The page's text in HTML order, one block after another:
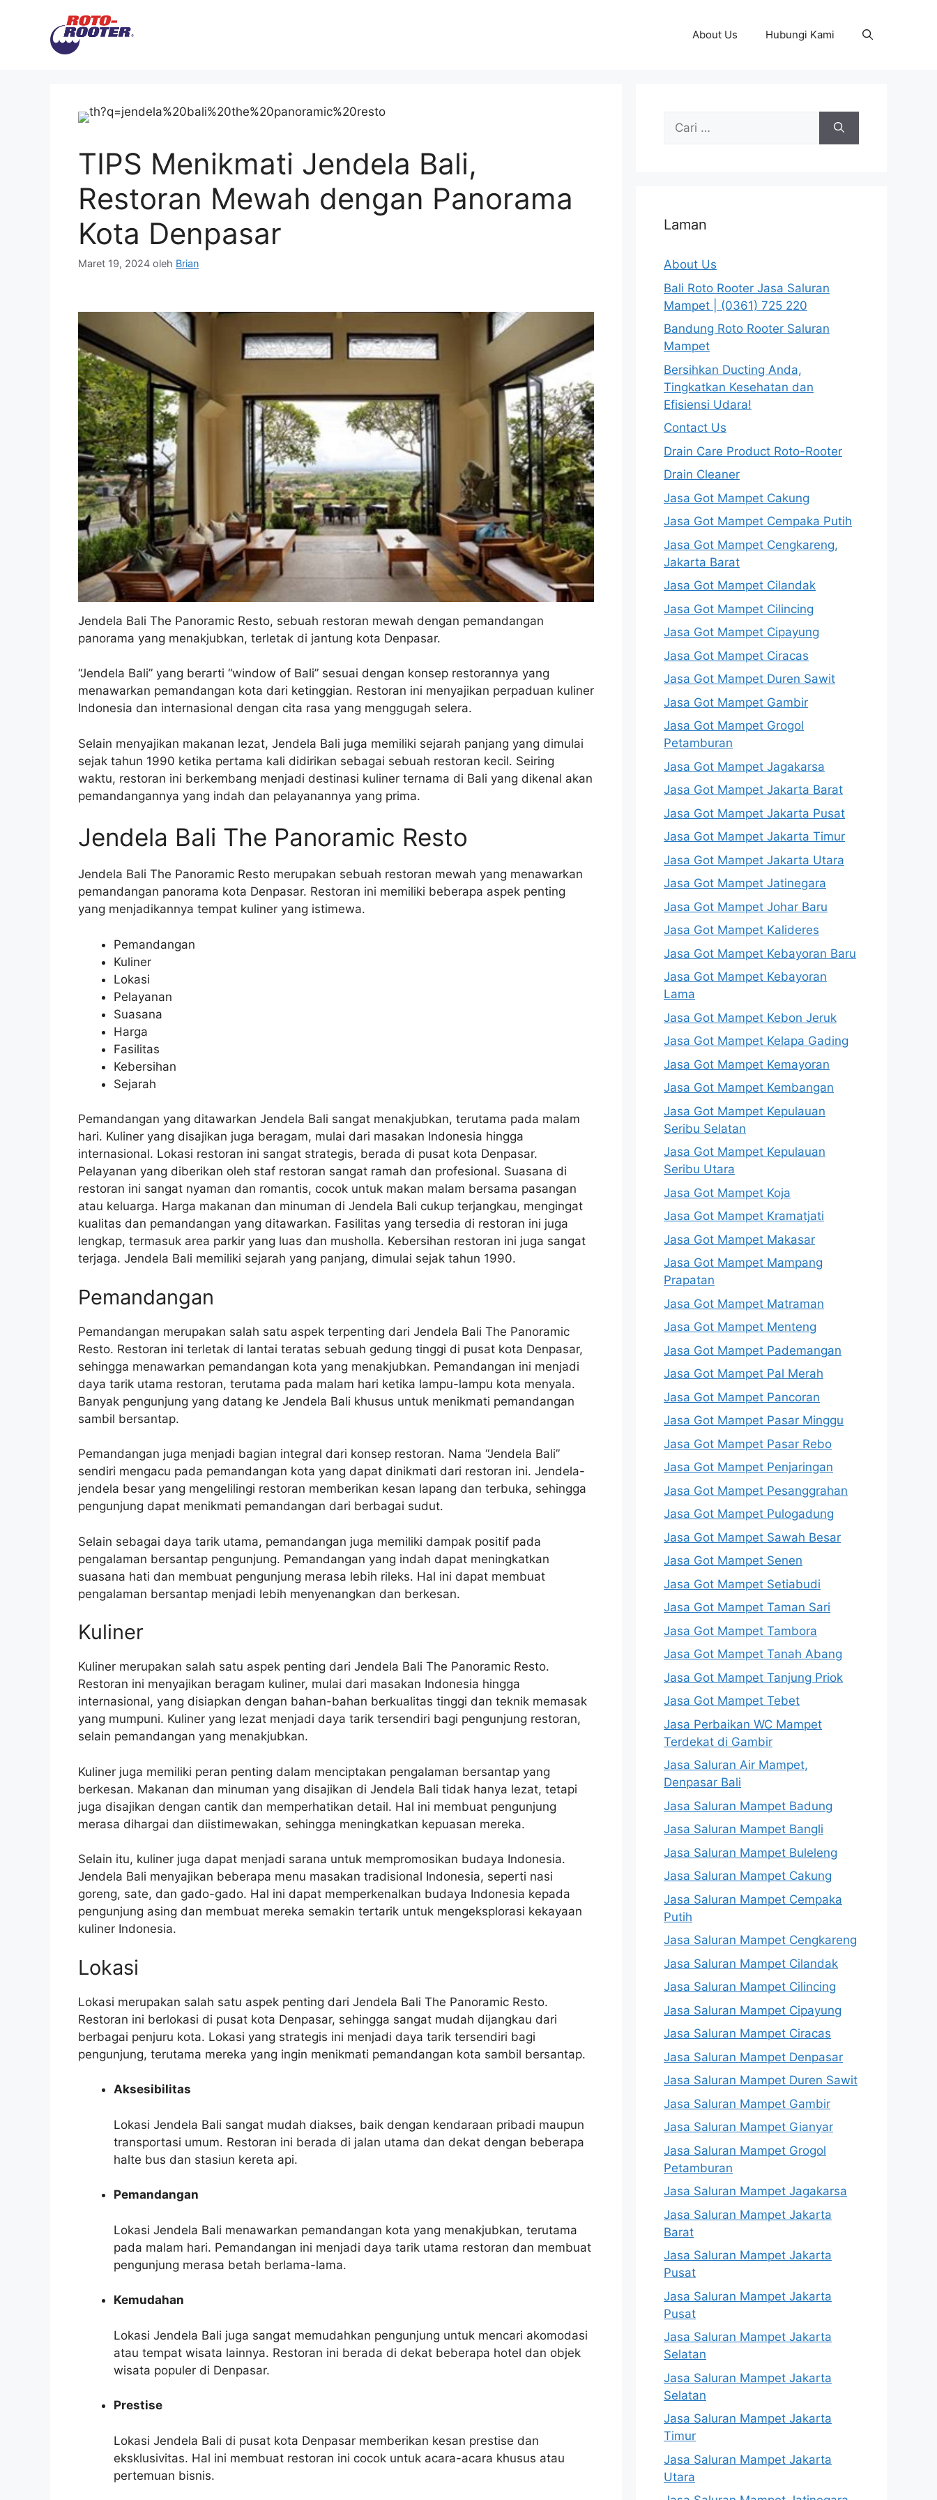
About Us Hubungi Kami
TIPS Menikmati Jendela Bali,
Restoran Mewah dengan Panorama
Kota Denpasar
Maret 19, 2024 oleh Brian
Jendela Bali The Panoramic Resto, sebuah restoran mewah dengan pemandangan
panorama yang menakjubkan, terletak di jantung kota Denpasar.
“Jendela Bali” yang berarti “window of Bali” sesuai dengan konsep restorannya yang
menawarkan pemandangan kota dari ketinggian. Restoran ini menyajikan perpaduan kuliner
Indonesia dan internasional dengan cita rasa yang menggugah selera.
Selain menyajikan makanan lezat, Jendela Bali juga memiliki sejarah panjang yang dimulai
sejak tahun 1990 ketika pertama kali didirikan sebagai sebuah restoran kecil. Seiring
waktu, restoran ini berkembang menjadi destinasi kuliner ternama di Bali yang dikenal akan
pemandangannya yang indah dan pelayanannya yang prima.
Jendela Bali The Panoramic Resto
Jendela Bali The Panoramic Resto merupakan sebuah restoran mewah yang menawarkan
pemandangan panorama kota Denpasar. Restoran ini memiliki beberapa aspek penting
yang menjadikannya tempat kuliner yang istimewa.
Pemandangan
Kuliner
Lokasi
Pelayanan
Suasana
Harga
Fasilitas
Kebersihan
Sejarah
Pemandangan yang ditawarkan Jendela Bali sangat menakjubkan, terutama pada malam
hari. Kuliner yang disajikan juga beragam, mulai dari masakan Indonesia hingga
internasional. Lokasi restoran ini sangat strategis, berada di pusat kota Denpasar.
Pelayanan yang diberikan oleh staf restoran sangat ramah dan profesional. Suasana di
restoran ini sangat nyaman dan romantis, cocok untuk makan malam bersama pasangan
atau keluarga. Harga makanan dan minuman di Jendela Bali cukup terjangkau, mengingat
kualitas dan pemandangan yang ditawarkan. Fasilitas yang tersedia di restoran ini juga
lengkap, termasuk area parkir yang luas dan musholla. Kebersihan restoran ini juga sangat
terjaga. Jendela Bali memiliki sejarah yang panjang, dimulai sejak tahun 1990.
Pemandangan
Pemandangan merupakan salah satu aspek terpenting dari Jendela Bali The Panoramic
Resto. Restoran ini terletak di lantai teratas sebuah gedung tinggi di pusat kota Denpasar,
sehingga menawarkan pemandangan kota yang menakjubkan. Pemandangan ini menjadi
daya tarik utama restoran, terutama pada malam hari ketika lampu-lampu kota menyala.
Banyak pengunjung yang datang ke Jendela Bali khusus untuk menikmati pemandangan
sambil bersantap.
Pemandangan juga menjadi bagian integral dari konsep restoran. Nama “Jendela Bali”
sendiri mengacu pada pemandangan kota yang dapat dinikmati dari restoran ini. Jendela-
jendela besar yang mengelilingi restoran memberikan kesan lapang dan terbuka, sehingga
pengunjung dapat menikmati pemandangan dari berbagai sudut.
Selain sebagai daya tarik utama, pemandangan juga memiliki dampak positif pada
pengalaman bersantap pengunjung. Pemandangan yang indah dapat meningkatkan
suasana hati dan membuat pengunjung merasa lebih rileks. Hal ini dapat membuat
pengalaman bersantap menjadi lebih menyenangkan dan berkesan.
Kuliner
Kuliner merupakan salah satu aspek penting dari Jendela Bali The Panoramic Resto.
Restoran ini menyajikan beragam kuliner, mulai dari masakan Indonesia hingga
internasional, yang disiapkan dengan bahan-bahan berkualitas tinggi dan teknik memasak
yang mumpuni. Kuliner yang lezat menjadi daya tarik tersendiri bagi pengunjung restoran,
selain pemandangan yang menakjubkan.
Kuliner juga memiliki peran penting dalam menciptakan pengalaman bersantap yang
berkesan. Makanan dan minuman yang disajikan di Jendela Bali tidak hanya lezat, tetapi
juga disajikan dengan cantik dan memperhatikan detail. Hal ini membuat pengunjung
merasa dihargai dan diistimewakan, sehingga meningkatkan kepuasan mereka.
Selain itu, kuliner juga dapat menjadi sarana untuk mempromosikan budaya Indonesia.
Jendela Bali menyajikan beberapa menu masakan tradisional Indonesia, seperti nasi
goreng, sate, dan gado-gado. Hal ini dapat memperkenalkan budaya Indonesia kepada
pengunjung asing dan membuat mereka semakin tertarik untuk mengeksplorasi kekayaan
kuliner Indonesia.
Lokasi
Lokasi merupakan salah satu aspek penting dari Jendela Bali The Panoramic Resto.
Restoran ini berlokasi di pusat kota Denpasar, sehingga sangat mudah dijangkau dari
berbagai penjuru kota. Lokasi yang strategis ini menjadi daya tarik tersendiri bagi
pengunjung, terutama mereka yang ingin menikmati pemandangan kota sambil bersantap.
Aksesibilitas
Lokasi Jendela Bali sangat mudah diakses, baik dengan kendaraan pribadi maupun
transportasi umum. Restoran ini berada di jalan utama dan dekat dengan beberapa
halte bus dan stasiun kereta api.
Pemandangan
Lokasi Jendela Bali menawarkan pemandangan kota yang menakjubkan, terutama
pada malam hari. Pemandangan ini menjadi daya tarik utama restoran dan membuat
pengunjung merasa betah berlama-lama.
Kemudahan
Lokasi Jendela Bali juga sangat memudahkan pengunjung untuk mencari akomodasi
atau tempat wisata lainnya. Restoran ini berada di dekat beberapa hotel dan objek
wisata populer di Denpasar.
Prestise
Lokasi Jendela Bali di pusat kota Denpasar memberikan kesan prestise dan
eksklusivitas. Hal ini membuat restoran ini cocok untuk acara-acara khusus atau
pertemuan bisnis.
Cari
Laman
About Us
Bali Roto Rooter Jasa Saluran
Mampet | (0361) 725 220
Bandung Roto Rooter Saluran
Mampet
Bersihkan Ducting Anda,
Tingkatkan Kesehatan dan
Efisiensi Udara!
Contact Us
Drain Care Product Roto-Rooter
Drain Cleaner
Jasa Got Mampet Cakung
Jasa Got Mampet Cempaka Putih
Jasa Got Mampet Cengkareng,
Jakarta Barat
Jasa Got Mampet Cilandak
Jasa Got Mampet Cilincing
Jasa Got Mampet Cipayung
Jasa Got Mampet Ciracas
Jasa Got Mampet Duren Sawit
Jasa Got Mampet Gambir
Jasa Got Mampet Grogol
Petamburan
Jasa Got Mampet Jagakarsa
Jasa Got Mampet Jakarta Barat
Jasa Got Mampet Jakarta Pusat
Jasa Got Mampet Jakarta Timur
Jasa Got Mampet Jakarta Utara
Jasa Got Mampet Jatinegara
Jasa Got Mampet Johar Baru
Jasa Got Mampet Kalideres
Jasa Got Mampet Kebayoran Baru
Jasa Got Mampet Kebayoran
Lama
Jasa Got Mampet Kebon Jeruk
Jasa Got Mampet Kelapa Gading
Jasa Got Mampet Kemayoran
Jasa Got Mampet Kembangan
Jasa Got Mampet Kepulauan
Seribu Selatan
Jasa Got Mampet Kepulauan
Seribu Utara
Jasa Got Mampet Koja
Jasa Got Mampet Kramatjati
Jasa Got Mampet Makasar
Jasa Got Mampet Mampang
Prapatan
Jasa Got Mampet Matraman
Jasa Got Mampet Menteng
Jasa Got Mampet Pademangan
Jasa Got Mampet Pal Merah
Jasa Got Mampet Pancoran
Jasa Got Mampet Pasar Minggu
Jasa Got Mampet Pasar Rebo
Jasa Got Mampet Penjaringan
Jasa Got Mampet Pesanggrahan
Jasa Got Mampet Pulogadung
Jasa Got Mampet Sawah Besar
Jasa Got Mampet Senen
Jasa Got Mampet Setiabudi
Jasa Got Mampet Taman Sari
Jasa Got Mampet Tambora
Jasa Got Mampet Tanah Abang
Jasa Got Mampet Tanjung Priok
Jasa Got Mampet Tebet
Jasa Perbaikan WC Mampet
Terdekat di Gambir
Jasa Saluran Air Mampet,
Denpasar Bali
Jasa Saluran Mampet Badung
Jasa Saluran Mampet Bangli
Jasa Saluran Mampet Buleleng
Jasa Saluran Mampet Cakung
Jasa Saluran Mampet Cempaka
Putih
Jasa Saluran Mampet Cengkareng
Jasa Saluran Mampet Cilandak
Jasa Saluran Mampet Cilincing
Jasa Saluran Mampet Cipayung
Jasa Saluran Mampet Ciracas
Jasa Saluran Mampet Denpasar
Jasa Saluran Mampet Duren Sawit
Jasa Saluran Mampet Gambir
Jasa Saluran Mampet Gianyar
Jasa Saluran Mampet Grogol
Petamburan
Jasa Saluran Mampet Jagakarsa
Jasa Saluran Mampet Jakarta
Barat
Jasa Saluran Mampet Jakarta
Pusat
Jasa Saluran Mampet Jakarta
Pusat
Jasa Saluran Mampet Jakarta
Selatan
Jasa Saluran Mampet Jakarta
Selatan
Jasa Saluran Mampet Jakarta
Timur
Jasa Saluran Mampet Jakarta
Utara